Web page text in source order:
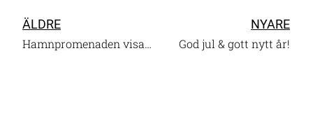
ÄLDRE
Hamnpromenaden visar på svensk landskapsarkitektur
NYARE
God jul & gott nytt år!